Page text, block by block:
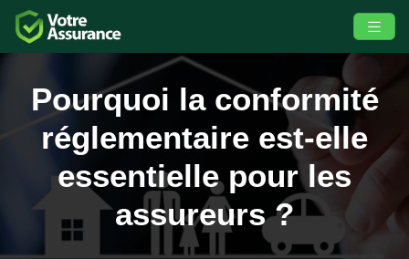
Pourquoi la conformité
réglementaire est-elle
essentielle pour les
assureurs ?